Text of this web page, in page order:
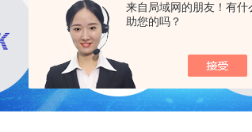
来自局域网的朋友！有什
助您的吗？